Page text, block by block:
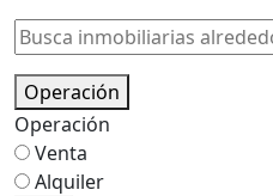
Operación
Operación
Venta
Alquiler